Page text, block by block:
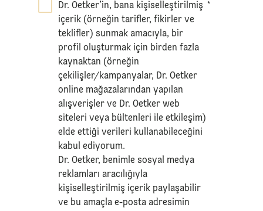
Dr. Oetker’in, bana kişiselleştirilmiş
içerik (örneğin tarifler, fikirler ve
teklifler) sunmak amacıyla, bir
profil oluşturmak için birden fazla
kaynaktan (örneğin
çekilişler/kampanyalar, Dr. Oetker
online mağazalarından yapılan
alışverişler ve Dr. Oetker web
siteleri veya bültenleri ile etkileşim)
elde ettiği verileri kullanabileceğini
kabul ediyorum.
Dr. Oetker, benimle sosyal medya
reklamları aracılığıyla
kişiselleştirilmiş içerik paylaşabilir
ve bu amaçla e-posta adresimin
*